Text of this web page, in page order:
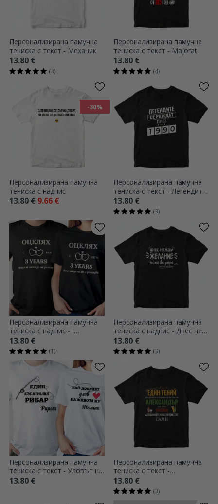
Персонализирана памучна
тениска с текст - Механик
13.80 €
(3)
Персонализирана памучна
тениска с текст - Majorat
13.80 €
(4)
-30%
Персонализирана памучна
тениска с надпис
13.80 € 9.66 €
Персонализирана памучна
тениска с текст - Легендите
се раждат в
13.80 €
(3)
Персонализирана памучна
тениска с надпис - I
SURVIVED (Аз оцелях)
13.80 €
(1)
Персонализирана памучна
тениска с надпис - Днес не
съм в настроение
13.80 €
(3)
Персонализирана памучна
тениска с текст - Уловът на
рибаря
13.80 €
Персонализирана памучна
тениска с текст -
Премествай планини
13.80 €
(3)